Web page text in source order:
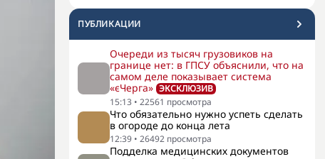
ПУБЛИКАЦИИ
Очереди из тысяч грузовиков на
границе нет: в ГПСУ объяснили, что на
самом деле показывает система
«єЧерга» ЭКСКЛЮЗИВ
15:13 • 22561 просмотра
Что обязательно нужно успеть сделать
в огороде до конца лета
12:39 • 26492 просмотра
Подделка медицинских документов